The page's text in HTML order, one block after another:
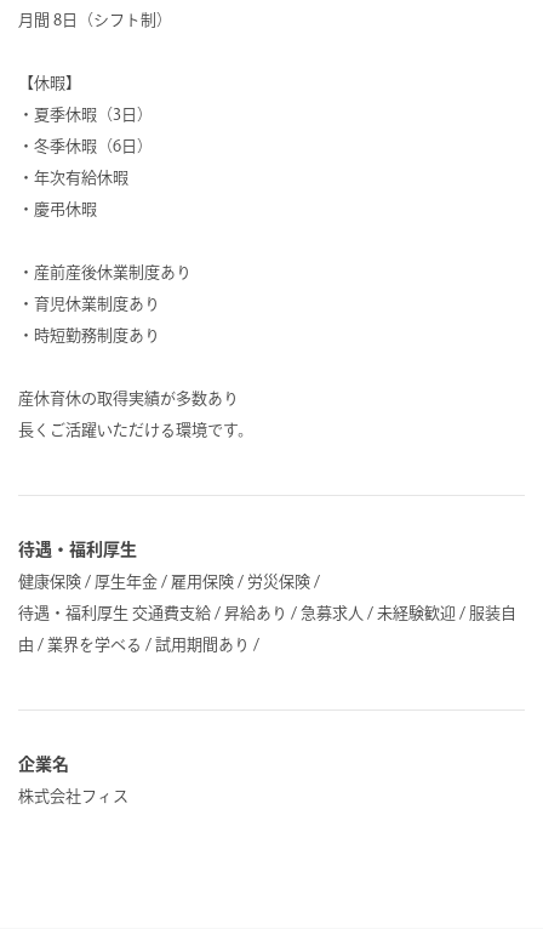
月間 8日（シフト制）
【休暇】
・夏季休暇（3日）
・冬季休暇（6日）
・年次有給休暇
・慶弔休暇
・産前産後休業制度あり
・育児休業制度あり
・時短勤務制度あり
産休育休の取得実績が多数あり
長くご活躍いただける環境です。
待遇・福利厚生
健康保険 / 厚生年金 / 雇用保険 / 労災保険 /
待遇・福利厚生 交通費支給 / 昇給あり / 急募求人 / 未経験歓迎 / 服装自
由 / 業界を学べる / 試用期間あり /
企業名
株式会社フィス